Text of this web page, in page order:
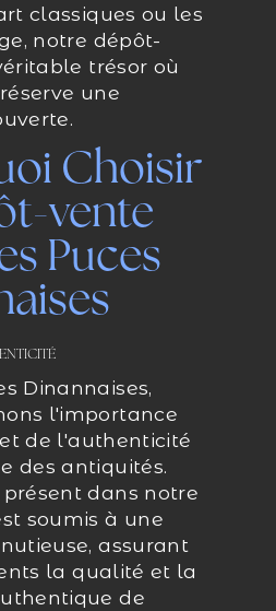
classiques ou les
notre dépôt-
trésor où
une
Choisir
vente
Puces
Dinannaises,
l'importance
de l'authenticité
des antiquités.
dans notre
soumis à une
assurant
la qualité et la
de